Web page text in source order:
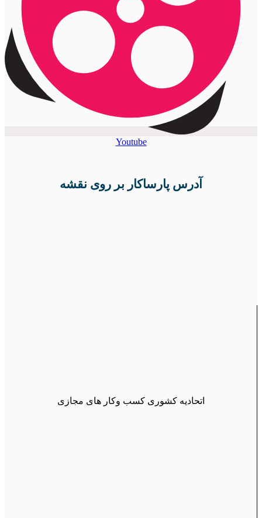
Youtube
آدرس پارساکار بر روی نقشه
اتحادیه کشوری کسب وکار های مجازی